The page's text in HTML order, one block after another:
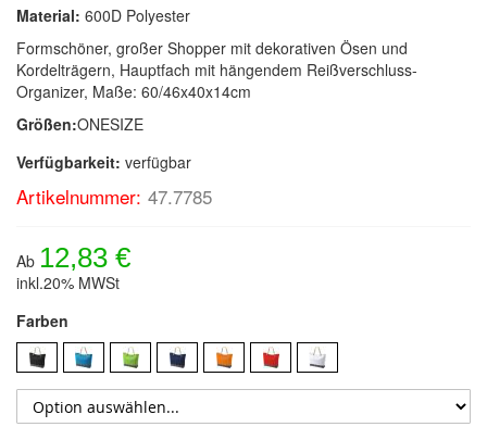
Material: 600D Polyester
Formschöner, großer Shopper mit dekorativen Ösen und
Kordelträgern, Hauptfach mit hängendem Reißverschluss-
Organizer, Maße: 60/46x40x14cm
Größen:ONESIZE
Verfügbarkeit: verfügbar
Artikelnummer: 47.7785
Ab 12,83 €
inkl.20% MWSt
Farben